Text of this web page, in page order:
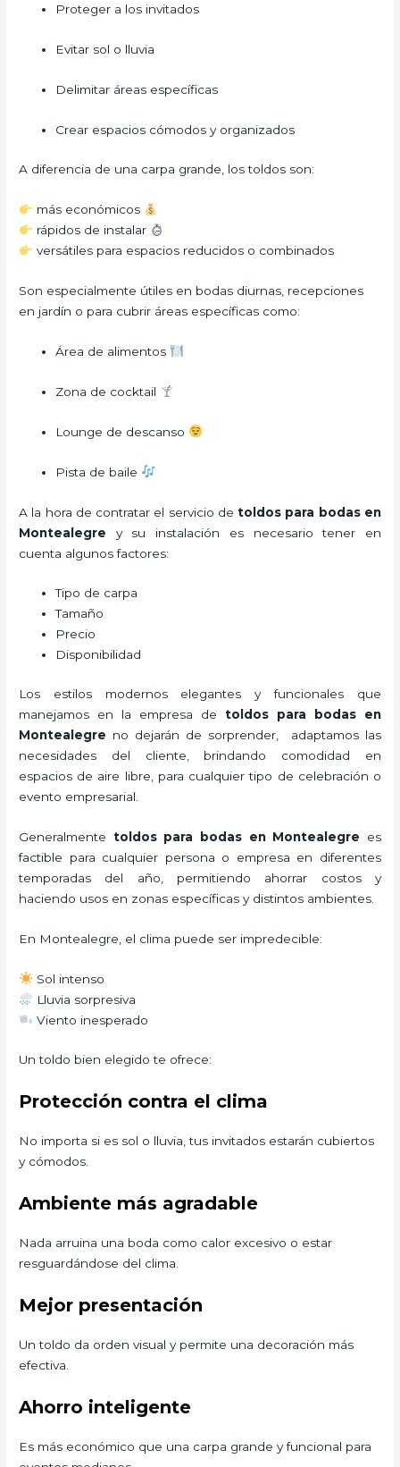
Proteger a los invitados
Evitar sol o lluvia
Delimitar áreas específicas
Crear espacios cómodos y organizados
A diferencia de una carpa grande, los toldos son:
más económicos
rápidos de instalar
versátiles para espacios reducidos o combinados
Son especialmente útiles en bodas diurnas, recepciones
en jardín o para cubrir áreas específicas como:
Área de alimentos
Zona de cocktail
Lounge de descanso
Pista de baile
A la hora de contratar el servicio de toldos para bodas en
Montealegre y su instalación es necesario tener en
cuenta algunos factores:
Tipo de carpa
Tamaño
Precio
Disponibilidad
Los estilos modernos elegantes y funcionales que
manejamos en la empresa de toldos para bodas
en
Montealegre no dejarán de sorprender, adaptamos las
necesidades del cliente, brindando comodidad en
espacios de aire libre, para cualquier tipo de celebración o
evento empresarial.
Generalmente toldos para bodas en Montealegre es
factible para cualquier persona o empresa en diferentes
temporadas del año, permitiendo ahorrar costos y
haciendo usos en zonas específicas y distintos ambientes.
En Montealegre, el clima puede ser impredecible:
Sol intenso
Lluvia sorpresiva
Viento inesperado
Un toldo bien elegido te ofrece:
Protección contra el clima
No importa si es sol o lluvia, tus invitados estarán cubiertos
y cómodos.
Ambiente más agradable
Nada arruina una boda como calor excesivo o estar
resguardándose del clima.
Mejor presentación
Un toldo da orden visual y permite una decoración más
efectiva.
Ahorro inteligente
Es más económico que una carpa grande y funcional para